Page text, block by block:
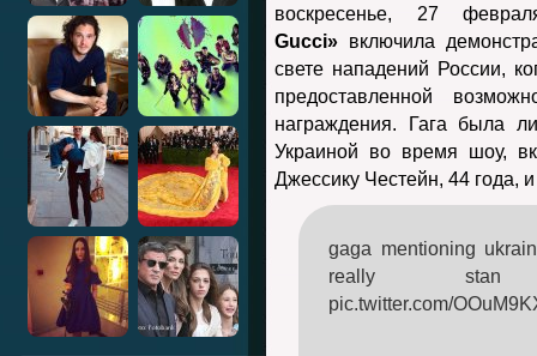
воскресенье, 27
Gucci» включила
свете нападений России,
предоставленной
награждения. Гага была
Украиной во время шоу,
Джессику Честейн, 44 года, и
gaga mentioning
really stan
pic.twitter.com/